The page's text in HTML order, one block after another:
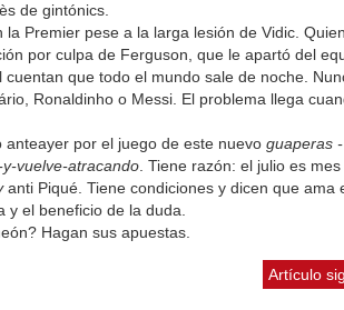
de gintónics.
Premier pese a la larga lesión de Vidic.
por culpa de Ferguson, que le apartó del
que todo el mundo sale de noche.
Ronaldinho o Messi. El problema llega
por el juego de este nuevo guaperas -
vuelve-atracando . Tiene razón: el julio es
anti Piqué. Tiene condiciones y dicen que ama
y el beneficio de la duda.
Hagan sus apuestas.
Artículo